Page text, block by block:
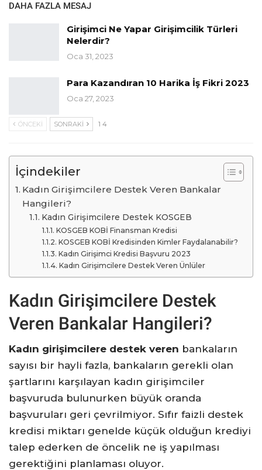
DAHA FAZLA MESAJ
Girişimci Ne Yapar Girişimcilik Türleri
Nelerdir?
Oca 31, 2023
Para Kazandıran 10 Harika İş Fikri 2023
Oca 27, 2023
ÖNCEKI SONRAKI 1 4
İçindekiler
Kadın Girişimcilere Destek Veren Bankalar
Hangileri?
Kadın Girişimcilere Destek KOSGEB
KOSGEB KOBİ Finansman Kredisi
KOSGEB KOBİ Kredisinden Kimler Faydalanabilir?
Kadın Girişimci Kredisi Başvuru 2023
Kadın Girişimcilere Destek Veren Ünlüler
Kadın Girişimcilere Destek
Veren Bankalar Hangileri?
Kadın girişimcilere destek veren bankaların
sayısı bir hayli fazla, bankaların gerekli olan
şartlarını karşılayan kadın girişimciler
başvuruda bulunurken büyük oranda
başvuruları geri çevrilmiyor. Sıfır faizli destek
kredisi miktarı genelde küçük olduğun krediyi
talep ederken de öncelik ne iş yapılması
gerektiğini planlaması oluyor.